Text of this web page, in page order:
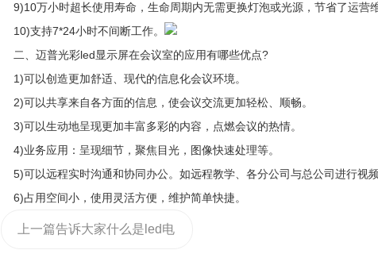
9)10万小时超长使用寿命，生命周期内无需更换灯泡或光源，节省了运营
10)支持7*24小时不间断工作。
二、迈普光彩led显示屏在会议室的应用有哪些优点?
1)可以创造更加舒适、现代的信息化会议环境。
2)可以共享来自各方面的信息，使会议交流更加轻松、顺畅。
3)可以生动地呈现更加丰富多彩的内容，点燃会议的热情。
4)业务应用：呈现细节，聚焦目光，图像快速处理等。
5)可以远程实时沟通和协同办公。如远程教学、各分公司与总公司进行视
6)占用空间小，使用灵活方便，维护简单快捷。
上一篇告诉大家什么是led电